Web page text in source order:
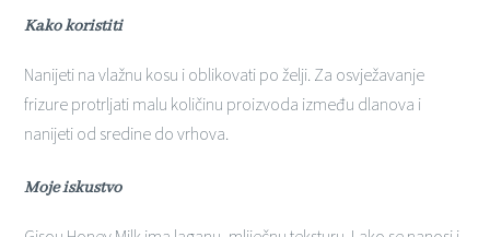
Kako koristiti
Nanijeti na vlažnu kosu i oblikovati po želji. Za osvježavanje
frizure protrljati malu količinu proizvoda između dlanova i
nanijeti od sredine do vrhova.
Moje iskustvo